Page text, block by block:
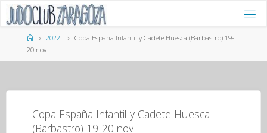
Saltar
contenidoPágina
de
Inicio
2022
Copa España Infantil y Cadete Huesca (Barbastro) 19-
20 nov
Copa España Infantil y Cadete Huesca
(Barbastro) 19-20 nov